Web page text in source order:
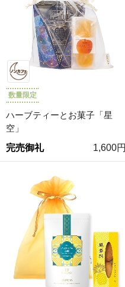
数量限定
ハーブティーとお菓子「星
空」
完売御礼
1,600円